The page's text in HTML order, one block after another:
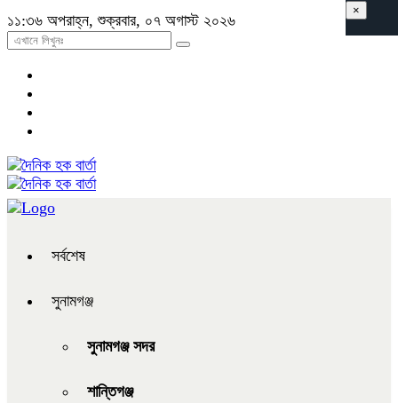
১১:৩৬ অপরাহ্ন, শুক্রবার, ০৭ অগাস্ট ২০২৬
সর্বশেষ
সুনামগঞ্জ
সুনামগঞ্জ সদর
শান্তিগঞ্জ
×